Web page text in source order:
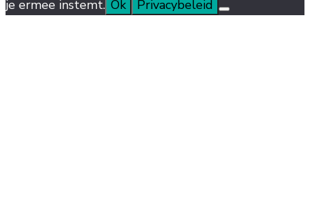
je ermee instemt. Ok Privacybeleid